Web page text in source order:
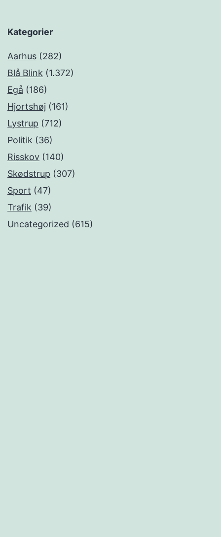
Kategorier
Aarhus (282)
Blå Blink (1.372)
Egå (186)
Hjortshøj (161)
Lystrup (712)
Politik (36)
Risskov (140)
Skødstrup (307)
Sport (47)
Trafik (39)
Uncategorized (615)